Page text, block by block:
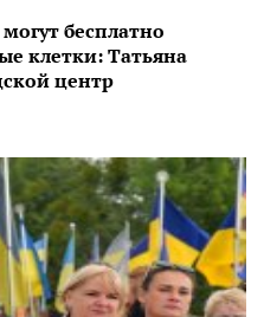
бесплатно
клетки: Татьяна
центр